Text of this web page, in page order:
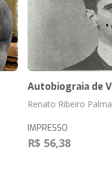
Autobiograia de
Renato Ribeiro Palma
IMPRESSO
R$ 56,38